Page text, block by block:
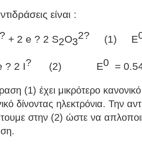
είναι :
+ 2 e ? 2 S2O3
2? (1) Ε
? 2 I? (2) Ε0 =
(1) έχει μικρότερο
δίνοντας ηλεκτρόνια. Την
στην (2) ώστε να